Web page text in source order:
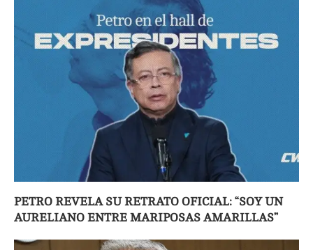
PETRO REVELA SU RETRATO OFICIAL: “SOY UN
AURELIANO ENTRE MARIPOSAS AMARILLAS”